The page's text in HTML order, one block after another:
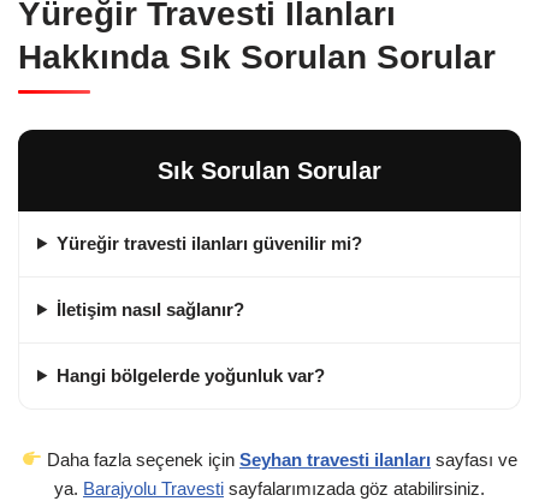
Yüreğir Travesti İlanları
Hakkında Sık Sorulan Sorular
Sık Sorulan Sorular
Yüreğir travesti ilanları güvenilir mi?
İletişim nasıl sağlanır?
Hangi bölgelerde yoğunluk var?
Daha fazla seçenek içinSeyhan travesti ilanları sayfası ve
ya. Barajyolu Travesti sayfalarımızada göz atabilirsiniz.